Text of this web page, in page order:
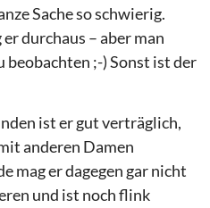
Sache so schwierig.
durchaus – aber man
beobachten ;-) Sonst ist der
ist er gut verträglich,
anderen Damen
mag er dagegen gar nicht
und ist noch flink